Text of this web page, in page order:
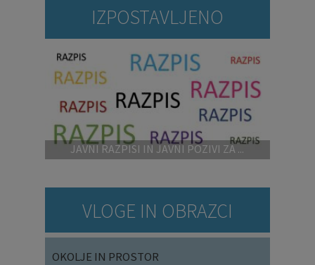
IZPOSTAVLJENO
JAVNI RAZPISI IN JAVNI POZIVI ZA ...
VLOGE IN OBRAZCI
OKOLJE IN PROSTOR